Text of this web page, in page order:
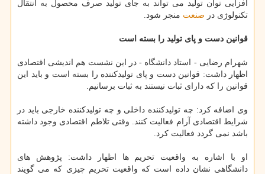
افزایی توان تولید می تواند به جای تولید صرف محصول به انتقال
تكنولوژی در صنعت منجر شود.
قوانین دست و پای تولید را بسته است
شهرام رضایی - استاد دانشگاه - در این نشست هم اندیشی اقتصادی
اظهار داشت: قوانین دست و پای تولیدكننده را بسته است و باید این
قوانین را كه دارای ثبات نیستند به ثبات برسانیم.
وی اضافه كرد: چه تولیدكننده داخلی و چه تولیدكننده خارجی باید در
شرایط اقتصادی آرام فعالیت كنند. وقتی تلاطم اقتصادی وجود داشته
باشد نمی گردد فعالیت كرد.
او با اشاره به واقعیت تحریم ها اظهار داشت: پژوهش های
دانشگاهی نشان داده است كه واقعیت تحریم چیزی كه می گویند